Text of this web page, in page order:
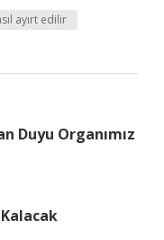
ayırt edilir
Duyu Organımız